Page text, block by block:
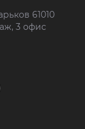
61010
3 офис